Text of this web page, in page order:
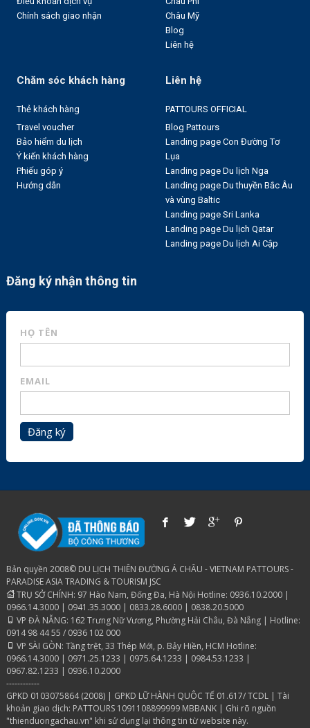
Chính sách giao nhận
Châu Mỹ
Blog
Liên hệ
Chăm sóc khách hàng
Thẻ khách hàng
Travel voucher
Bảo hiểm du lịch
Ý kiến khách hàng
Phiếu góp ý
Hướng dẫn
Liên hệ
PATTOURS OFFICIAL
Blog Pattours
Landing page Con Đường Tơ
Lụa
Landing page Du lịch Nga
Landing page Du thuyền Bắc Âu
và vùng Baltic
Landing page Sri Lanka
Landing page Du lịch Qatar
Landing page Du lịch Ai Cập
Đăng ký nhận thông tin
HỌ TÊN
EMAIL
Đăng ký
Bản quyền 2008© DU LỊCH THIÊN ĐƯỜNG Á CHÂU - VIETNAM PATTOURS -
PARADISE ASIA TRADING & TOURISM JSC
TRỤ SỞ CHÍNH: 97 Hào Nam, Đống Đa, Hà Nội Hotline: 0936.10.2000 |
0966.14.3000 | 0941.35.3000 | 0833.28.6000 | 0838.20.5000
VP ĐÀ NẴNG: 162 Trưng Nữ Vương, Phường Hải Châu, Đà Nẵng | Hotline:
0914 98 44 55 / 0936 102 000
VP SÀI GÒN: Tầng trệt, 33 Thép Mới, p. Bảy Hiền, HCM Hotline:
0966.14.3000 | 0971.25.1233 | 0975.64.1233 | 0984.53.1233 |
0967.82.1233 | 0936.10.2000
------------
GPKD 0103075864 (2008) | GPKD LỮ HÀNH QUÔC TẾ 01.617/ TCDL | Tài
khoản giao dịch: PATTOURS 1091108899999 MBBANK | Ghi rõ nguồn
"thienduongachau.vn" khi sử dụng lại thông tin từ website này.